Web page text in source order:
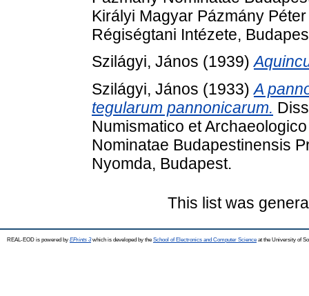
Királyi Magyar Pázmány
Régiségtani Intézete,
Szilágyi, János (1939)
Szilágyi, János (1933)A
tegularum pannonicarum.
Numismatico et
Nominatae Budapestinensis
Nyomda, Budapest.
This list was
REAL-EOD is powered by EPrints 3which is developed by the School of Electronics and Computer Science at the University of